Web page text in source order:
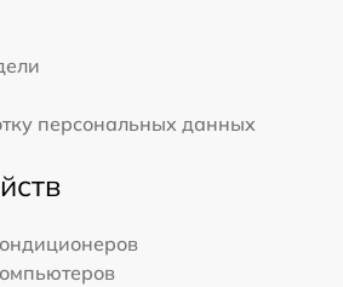
персональных данных